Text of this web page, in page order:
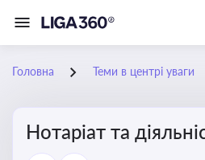
Головна Теми в центрі уваги
Нотаріат та